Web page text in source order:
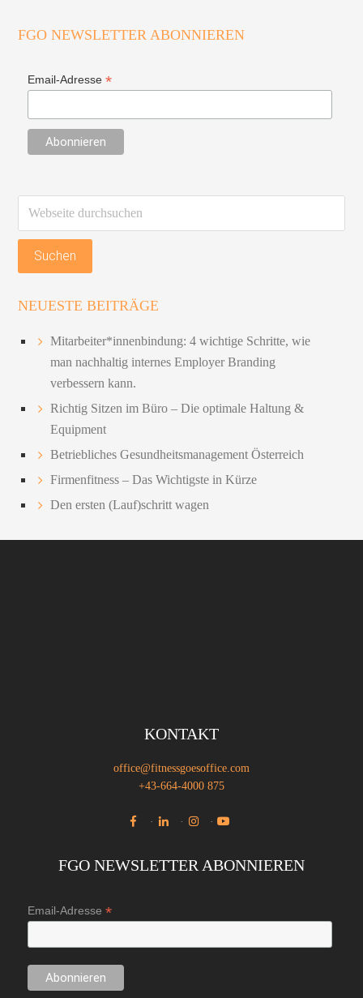
FGO NEWSLETTER ABONNIEREN
Email-Adresse*
NEUESTE BEITRÄGE
Mitarbeiter*innenbindung: 4 wichtige Schritte, wie
man nachhaltig internes Employer Branding
verbessern kann.
Richtig Sitzen im Büro – Die optimale Haltung &
Equipment
Betriebliches Gesundheitsmanagement Österreich
Firmenfitness – Das Wichtigste in Kürze
Den ersten (Lauf)schritt wagen
KONTAKT
office@fitnessgoesoffice.com
+43-664-4000 875
· · ·
FGO NEWSLETTER ABONNIEREN
Email-Adresse*